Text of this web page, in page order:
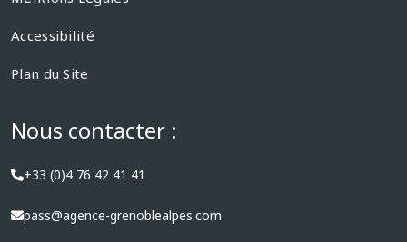
Accessibilité
Plan du Site
Nous contacter :
+33 (0)4 76 42 41 41
pass@agence-grenoblealpes.com